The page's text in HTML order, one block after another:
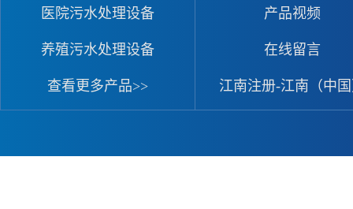
医院污水处理设备
养殖污水处理设备
查看更多产品>>
产品视频
在线留言
江南注册-江南（中